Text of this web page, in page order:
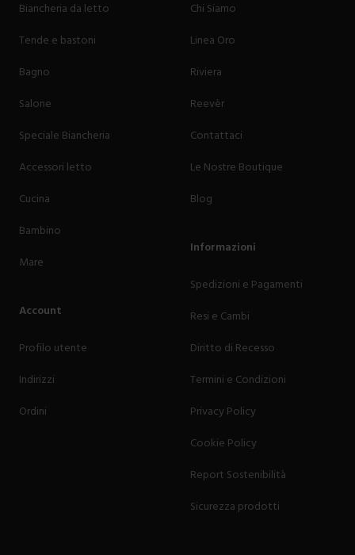
Biancheria da letto
Tende e bastoni
Bagno
Salone
Speciale Biancheria
Accessori letto
Cucina
Bambino
Mare
Account
Profilo utente
Indirizzi
Ordini
Chi Siamo
Linea Oro
Riviera
Reevèr
Contattaci
Le Nostre Boutique
Blog
Informazioni
Spedizioni e Pagamenti
Resi e Cambi
Diritto di Recesso
Termini e Condizioni
Privacy Policy
Cookie Policy
Report Sostenibilità
Sicurezza prodotti